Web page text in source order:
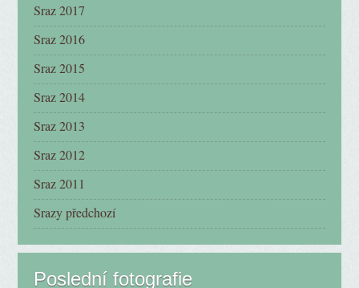
Sraz 2017
Sraz 2016
Sraz 2015
Sraz 2014
Sraz 2013
Sraz 2012
Sraz 2011
Srazy předchozí
Poslední fotografie